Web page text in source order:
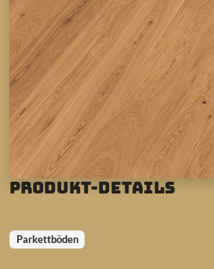
Produkt-Details
Parkettböden